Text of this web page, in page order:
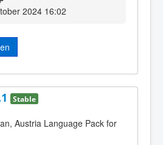
2024 16:02
Stable
Austria Language Pack for